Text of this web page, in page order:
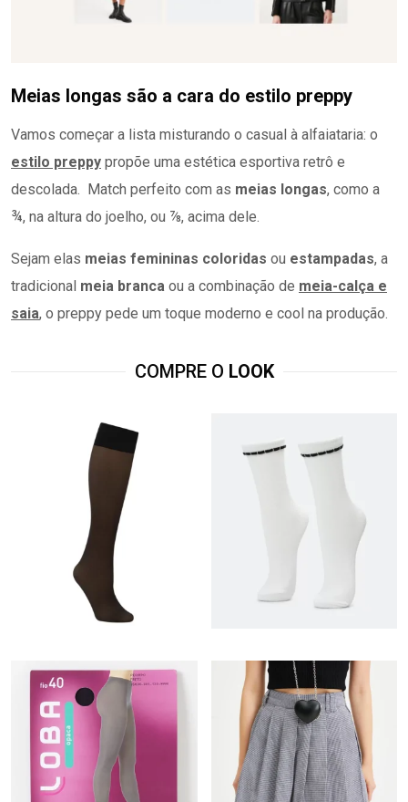
Meias longas são a cara do estilo preppy
Vamos começar a lista misturando o casual à alfaiataria: o
estilo preppy propõe uma estética esportiva retrô e
descolada. Match perfeito com as meias longas, como a
¾, na altura do joelho, ou ⅞, acima dele.
Sejam elas meias femininas coloridas ou estampadas, a
tradicional meia branca ou a combinação de meia-calça e
saia, o preppy pede um toque moderno e cool na produção.
COMPRE O LOOK